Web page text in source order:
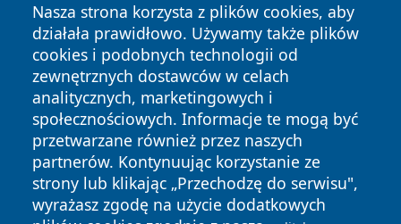
Nasza strona korzysta z plików cookies, aby
działała prawidłowo. Używamy także plików
cookies i podobnych technologii od
zewnętrznych dostawców w celach
analitycznych, marketingowych i
społecznościowych. Informacje te mogą być
przetwarzane również przez naszych
partnerów. Kontynuując korzystanie ze
strony lub klikając „Przechodzę do serwisu",
wyrażasz zgodę na użycie dodatkowych
Copyright © 2026 portalzielonagora.pl Wszystkie prawa
zastrzeżone.
News Autorzy
Polityka
Prywatności
Polityka
Cookies